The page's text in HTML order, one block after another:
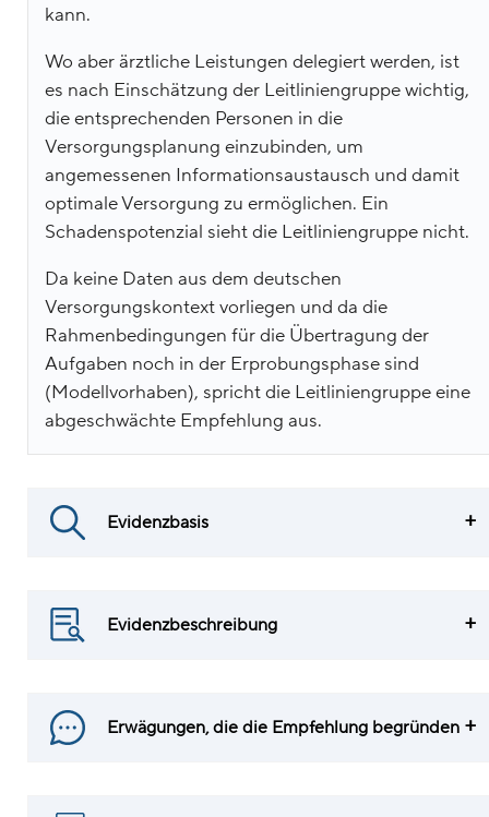
kann.
Wo aber ärztliche Leistungen delegiert werden, ist
es nach Einschätzung der Leitliniengruppe wichtig,
die entsprechenden Personen in die
Versorgungsplanung einzubinden, um
angemessenen Informationsaustausch und damit
optimale Versorgung zu ermöglichen. Ein
Schadenspotenzial sieht die Leitliniengruppe nicht.
Da keine Daten aus dem deutschen
Versorgungskontext vorliegen und da die
Rahmenbedingungen für die Übertragung der
Aufgaben noch in der Erprobungsphase sind
(Modellvorhaben), spricht die Leitliniengruppe eine
abgeschwächte Empfehlung aus.
Evidenzbasis
Evidenzbeschreibung
Erwägungen, die die Empfehlung begründen